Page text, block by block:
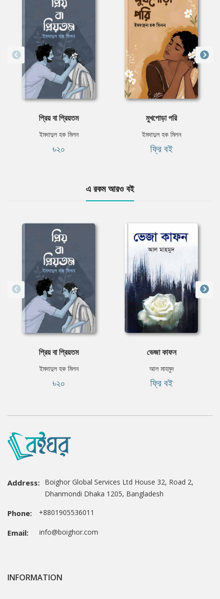
প্রিয় বা প্রিয়তম
ইমদাদুল হক মিলন
৳২০
মুখপােড়া পরি
ইমদাদুল হক মিলন
ফ্রি বই
এ রকম আরও বই
প্রিয় বা প্রিয়তম
ইমদাদুল হক মিলন
৳২০
ভেজা কাফন
আল মাহমুদ
ফ্রি বই
Address: Boighor Global Services Ltd House 32, Road 2,
Dhanmondi Dhaka 1205, Bangladesh
Phone: +8801905536011
Email: info@boighor.com
INFORMATION